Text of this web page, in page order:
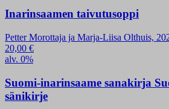
Inarinsaamen taivutusoppi
Petter Morottaja ja Marja-Liisa Olthuis,
20,00 €
alv. 0%
Suomi-inarinsaame sanakirja
sänikirje